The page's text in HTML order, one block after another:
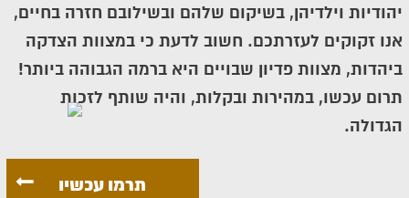
יהודיות וילדיהן, בשיקום שלהם ובשילובם חזרה בחיים,
אנו זקוקים לעזרתכם. חשוב לדעת כי במצוות הצדקה
ביהדות, מצוות פדיון שבויים היא ברמה הגבוהה ביותר!
תרום עכשו, במהירות ובקלות, והיה שותף לזכות
הגדולה.
תרמו עכשיו